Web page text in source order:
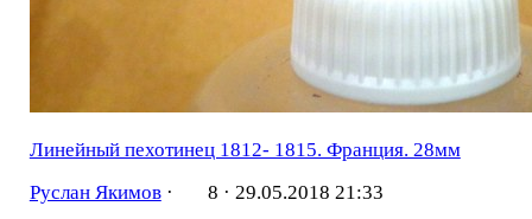
Линейный пехотинец 1812- 1815. Франция. 28мм
Руслан Якимов· 8 · 29.05.2018 21:33